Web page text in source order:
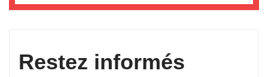
Restez informés